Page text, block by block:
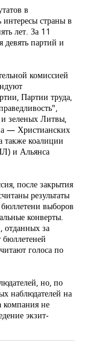
в
интересы страны в
лет. За 11
девять партий и
комиссией
Партии труда,
и зеленых Литвы,
— Христианских
коалиции
и Альянса
после закрытия
результаты
выборов
конверты.
отданных за
бюллетеней
голоса по
но, по
наблюдателей на
компания не
экзит-